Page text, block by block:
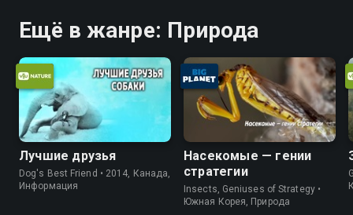
Ещё в жанре: Природа
Лучшие друзья
Dog's Best Friend • 2014, Канада,
Информация
Насекомые — гении
стратегии
Insects, Geniuses of Strategy •
Южная Корея, Природа